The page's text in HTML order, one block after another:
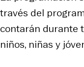
través del
contarán durante
niños, niñas y